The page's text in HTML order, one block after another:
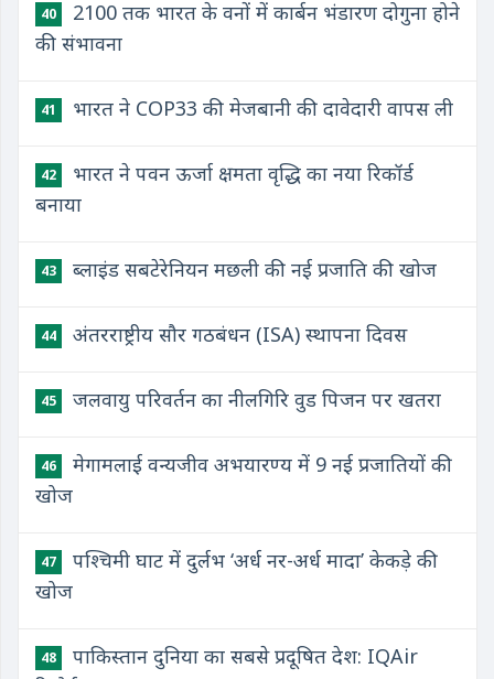
40
2100 तक भारत के वनों में कार्बन भंडारण दोगुना होने
की संभावना
41 भारत ने COP33 की मेजबानी की दावेदारी वापस ली
42
भारत ने पवन ऊर्जा क्षमता वृद्धि का नया रिकॉर्ड
बनाया
43 ब्लाइंड सबटेरेनियन मछली की नई प्रजाति की खोज
44 अंतरराष्ट्रीय सौर गठबंधन (ISA) स्थापना दिवस
45 जलवायु परिवर्तन का नीलगिरि वुड पिजन पर खतरा
46
मेगामलाई वन्यजीव अभयारण्य में 9 नई प्रजातियों की
खोज
47
पश्चिमी घाट में दुर्लभ ‘अर्ध नर-अर्ध मादा’ केकड़े की
खोज
48
पाकिस्तान दुनिया का सबसे प्रदूषित देश: IQAir